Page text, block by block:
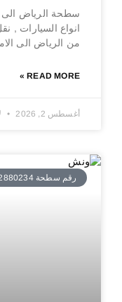
سطحة الرياض الى
انواع السيارات ,
من الرياض الى
READ MORE »
أغسطس 2, 2026
رقم سطحة 00971502880234